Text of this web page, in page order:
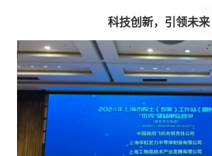
科技创新，引领未来